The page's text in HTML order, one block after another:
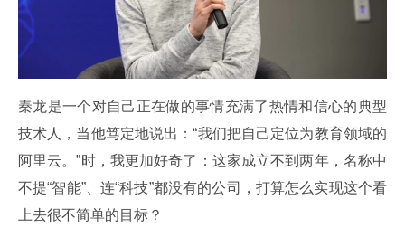
秦龙是一个对自己正在做的事情充满了热情和信心的典型
技术人，当他笃定地说出：“我们把自己定位为教育领域的
阿里云。”时，我更加好奇了：这家成立不到两年，名称中
不提“智能”、连“科技”都没有的公司，打算怎么实现这个看
上去很不简单的目标？